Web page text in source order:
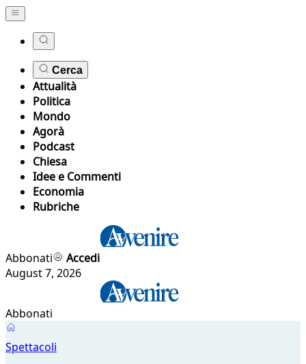
Cerca
Attualità
Politica
Mondo
Agorà
Podcast
Chiesa
Idee e Commenti
Economia
Rubriche
Abbonati
Accedi
August 7, 2026
Abbonati
Spettacoli